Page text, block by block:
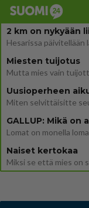
2 km on nykyään
Miesten tuijotus
GALLUP: Mikä on
Naiset kertokaa